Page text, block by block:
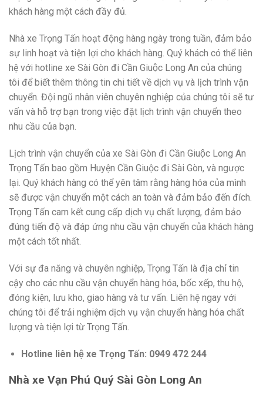
khách hàng một cách đầy đủ.
Nhà xe Trọng Tấn hoạt động hàng ngày trong tuần, đảm bảo
sự linh hoạt và tiện lợi cho khách hàng. Quý khách có thể liên
hệ với hotline xe Sài Gòn đi Cần Giuộc Long An của chúng
tôi để biết thêm thông tin chi tiết về dịch vụ và lịch trình vận
chuyển. Đội ngũ nhân viên chuyên nghiệp của chúng tôi sẽ tư
vấn và hỗ trợ bạn trong việc đặt lịch trình vận chuyển theo
nhu cầu của bạn.
Lịch trình vận chuyển của xe Sài Gòn đi Cần Giuộc Long An
Trọng Tấn bao gồm Huyện Cần Giuộc đi Sài Gòn, và ngược
lại. Quý khách hàng có thể yên tâm rằng hàng hóa của mình
sẽ được vận chuyển một cách an toàn và đảm bảo đến đích.
Trọng Tấn cam kết cung cấp dịch vụ chất lượng, đảm bảo
đúng tiến độ và đáp ứng nhu cầu vận chuyển của khách hàng
một cách tốt nhất.
Với sự đa năng và chuyên nghiệp, Trọng Tấn là địa chỉ tin
cậy cho các nhu cầu vận chuyển hàng hóa, bốc xếp, thu hộ,
đóng kiện, lưu kho, giao hàng và tư vấn. Liên hệ ngay với
chúng tôi để trải nghiệm dịch vụ vận chuyển hàng hóa chất
lượng và tiện lợi từ Trọng Tấn.
Hotline liên hệ xe Trọng Tấn: 0949 472 244
Nhà xe Vạn Phú Quý Sài Gòn Long An